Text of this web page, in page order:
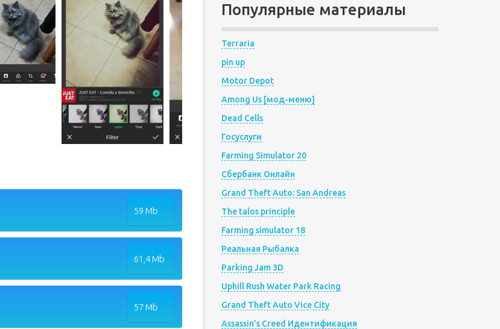
59 Mb
61,4 Mb
57 Mb
Популярные материалы
Terraria
pin up
Motor Depot
Among Us [мод-меню]
Dead Cells
Госуслуги
Farming Simulator 20
Сбербанк Онлайн
Grand Theft Auto: San Andreas
The talos principle
Farming simulator 18
Реальная Рыбалка
Parking Jam 3D
Uphill Rush Water Park Racing
Grand Theft Auto Vice City
Assassin’s Creed Идентификация